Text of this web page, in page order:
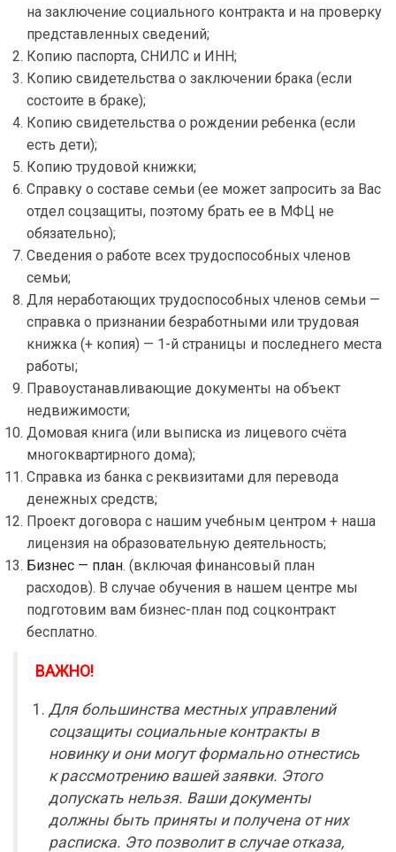
на заключение социального контракта и на проверку
представленных сведений;
Копию паспорта, СНИЛС и ИНН;
Копию свидетельства о заключении брака (если
состоите в браке);
Копию свидетельства о рождении ребенка (если
есть дети);
Копию трудовой книжки;
Справку о составе семьи (ее может запросить за Вас
отдел соцзащиты, поэтому брать ее в МФЦ не
обязательно);
Сведения о работе всех трудоспособных членов
семьи;
Для неработающих трудоспособных членов семьи —
справка о признании безработными или трудовая
книжка (+ копия) — 1-й страницы и последнего места
работы;
Правоустанавливающие документы на объект
недвижимости;
Домовая книга (или выписка из лицевого счёта
многоквартирного дома);
Справка из банка с реквизитами для перевода
денежных средств;
Проект договора с нашим учебным центром + наша
лицензия на образовательную деятельность;
Бизнес — план. (включая финансовый план
расходов). В случае обучения в нашем центре мы
подготовим вам бизнес-план под соцконтракт
бесплатно.
ВАЖНО!
Для большинства местных управлений
соцзащиты социальные контракты в
новинку и они могут формально отнестись
к рассмотрению вашей заявки. Этого
допускать нельзя. Ваши документы
должны быть приняты и получена от них
расписка. Это позволит в случае отказа,